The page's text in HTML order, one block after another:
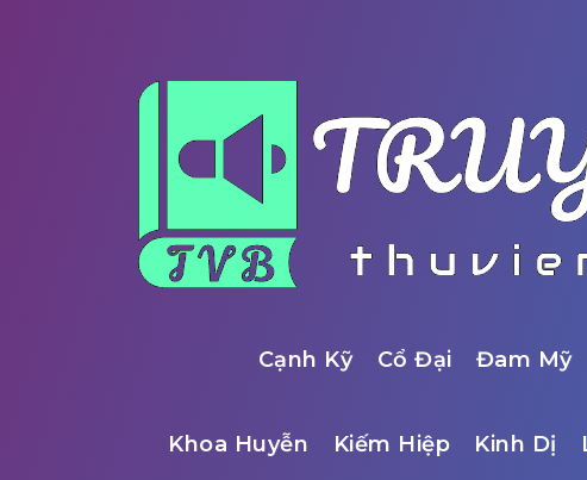
Cạnh Kỹ Cổ Đại Đam Mỹ
Khoa Huyễn Kiếm Hiệp Kinh Dị